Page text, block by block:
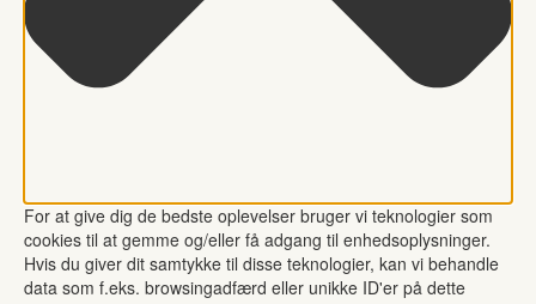
For at give dig de bedste oplevelser bruger vi teknologier som
cookies til at gemme og/eller få adgang til enhedsoplysninger.
Hvis du giver dit samtykke til disse teknologier, kan vi behandle
data som f.eks. browsingadfærd eller unikke ID'er på dette